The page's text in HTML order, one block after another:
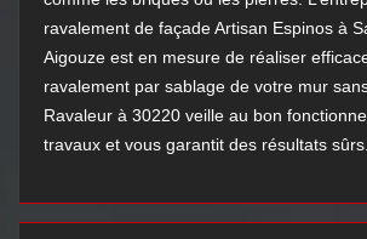
ravalement de façade Artisan Espinos à
Aigouze est en mesure de réaliser
ravalement par sablage de votre mur
Ravaleur à 30220 veille au bon
travaux et vous garantit des résultats sûrs.